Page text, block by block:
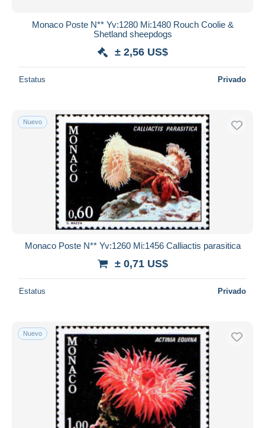
Monaco Poste N** Yv:1280 Mi:1480 Rouch Coolie &
Shetland sheepdogs
± 2,56 US$
Estatus Privado
Nuevo
Monaco Poste N** Yv:1260 Mi:1456 Calliactis parasitica
± 0,71 US$
Estatus Privado
Nuevo